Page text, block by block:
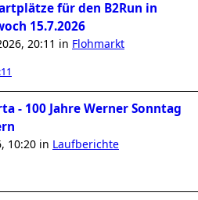
für den B2Run in
15.7.2026
20:11 in Flohmarkt
- 100 Jahre Werner Sonntag
10:20 in Laufberichte